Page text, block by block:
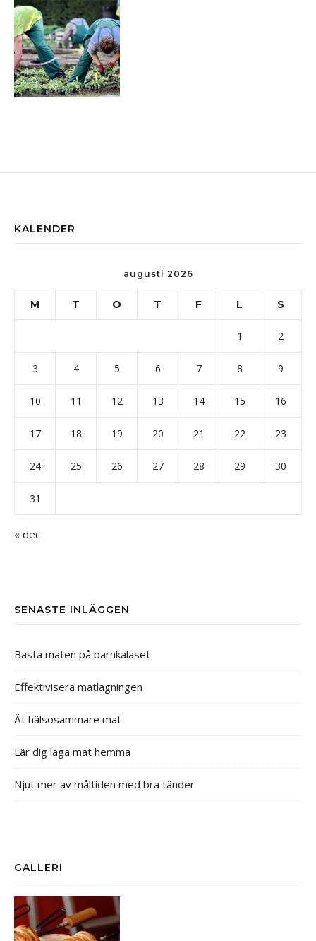
KALENDER
augusti 2026
M T O T F L S
1 2
3 4 5 6 7 8 9
10 11 12 13 14 15 16
17 18 19 20 21 22 23
24 25 26 27 28 29 30
31
« dec
SENASTE INLÄGGEN
Bästa maten på barnkalaset
Effektivisera matlagningen
Ät hälsosammare mat
Lär dig laga mat hemma
Njut mer av måltiden med bra tänder
GALLERI